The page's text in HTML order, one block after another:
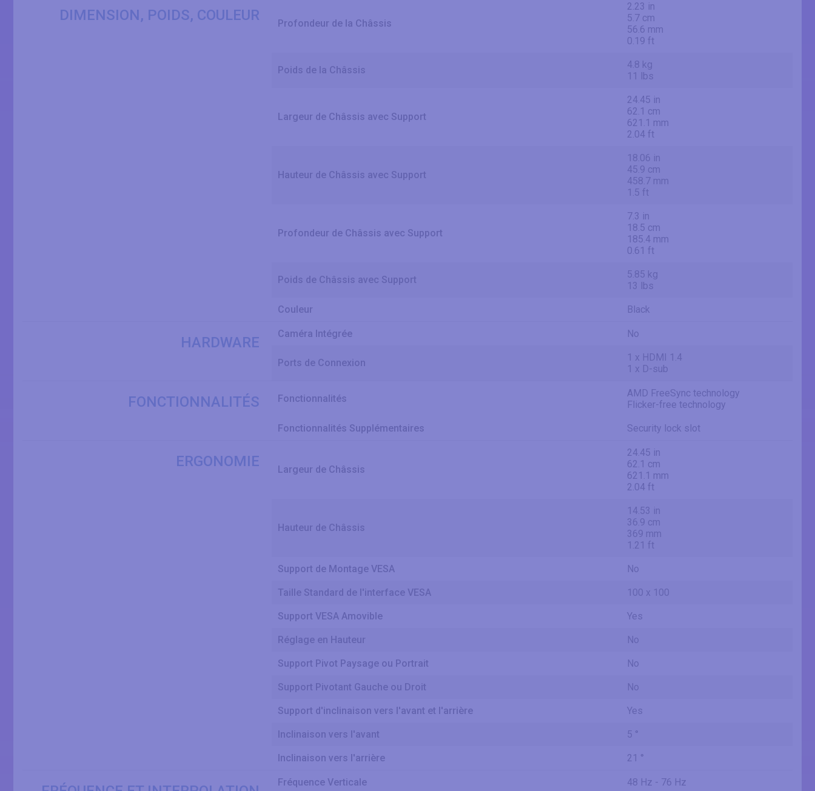
DIMENSION, POIDS, COULEUR Profondeur de la Châssis
2.23 in
5.7 cm
56.6 mm
0.19 ft
Poids de la Châssis
4.8 kg
11 lbs
Largeur de Châssis avec Support
24.45 in
62.1 cm
621.1 mm
2.04 ft
Hauteur de Châssis avec Support
18.06 in
45.9 cm
458.7 mm
1.5 ft
Profondeur de Châssis avec Support
7.3 in
18.5 cm
185.4 mm
0.61 ft
Poids de Châssis avec Support
5.85 kg
13 lbs
Couleur Black
HARDWARE
Caméra Intégrée No
Ports de Connexion
1 x HDMI 1.4
1 x D-sub
FONCTIONNALITÉS Fonctionnalités
AMD FreeSync technology
Flicker-free technology
Fonctionnalités Supplémentaires Security lock slot
ERGONOMIE Largeur de Châssis
24.45 in
62.1 cm
621.1 mm
2.04 ft
Hauteur de Châssis
14.53 in
36.9 cm
369 mm
1.21 ft
Support de Montage VESA No
Taille Standard de l'interface VESA 100 x 100
Support VESA Amovible Yes
Réglage en Hauteur No
Support Pivot Paysage ou Portrait No
Support Pivotant Gauche ou Droit No
Support d'inclinaison vers l'avant et l'arrière Yes
Inclinaison vers l'avant 5 °
Inclinaison vers l'arrière 21 °
Fréquence Verticale 48 Hz - 76 Hz